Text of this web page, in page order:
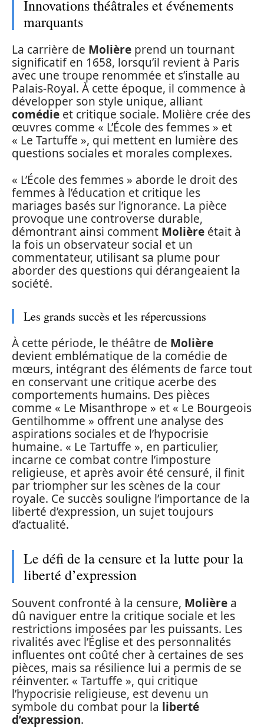
Innovations théâtrales et événements
marquants
La carrière de Molière prend un tournant
significatif en 1658, lorsqu’il revient à Paris
avec une troupe renommée et s’installe au
Palais-Royal. À cette époque, il commence à
développer son style unique, alliant
comédie et critique sociale. Molière crée des
œuvres comme « L’École des femmes » et
« Le Tartuffe », qui mettent en lumière des
questions sociales et morales complexes.
« L’École des femmes » aborde le droit des
femmes à l’éducation et critique les
mariages basés sur l’ignorance. La pièce
provoque une controverse durable,
démontrant ainsi comment Molière était à
la fois un observateur social et un
commentateur, utilisant sa plume pour
aborder des questions qui dérangeaient la
société.
Les grands succès et les répercussions
À cette période, le théâtre de Molière
devient emblématique de la comédie de
mœurs, intégrant des éléments de farce tout
en conservant une critique acerbe des
comportements humains. Des pièces
comme « Le Misanthrope » et « Le Bourgeois
Gentilhomme » offrent une analyse des
aspirations sociales et de l’hypocrisie
humaine. « Le Tartuffe », en particulier,
incarne ce combat contre l’imposture
religieuse, et après avoir été censuré, il finit
par triompher sur les scènes de la cour
royale. Ce succès souligne l’importance de la
liberté d’expression, un sujet toujours
d’actualité.
Le défi de la censure et la lutte pour la
liberté d’expression
Souvent confronté à la censure, Molière a
dû naviguer entre la critique sociale et les
restrictions imposées par les puissants. Les
rivalités avec l’Église et des personnalités
influentes ont coûté cher à certaines de ses
pièces, mais sa résilience lui a permis de se
réinventer. « Tartuffe », qui critique
l’hypocrisie religieuse, est devenu un
symbole du combat pour la liberté
d’expression.